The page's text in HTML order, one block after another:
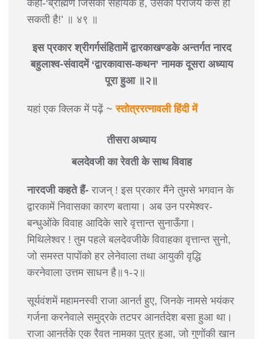
कहा-‘ब्राह्मण जिसका सहायक है, उसकी पराजय कैसे हो
सकती है!’ ॥ ४९ ॥
इस प्रकार श्रीगर्गसंहितामें द्वारकाखण्डके अन्तर्गत नारद
बहुलाश्व-संवादमें ‘द्वारकावास-कथन’ नामक दूसरा अध्याय
पूरा हुआ ॥२॥
यहां एक क्लिक में पढ़ें ~स्तोत्ररत्नावली हिंदी में
तीसरा अध्याय
बलदेवजी का रेवती के साथ विवाह
नारदजी कहते हैं- राजन् ! इस प्रकार मैंने तुमसे भगवान के
द्वारकामें निवासका कारण बताया। अब उन परमेश्वर-
बन्धुओंके विवाह आदिके सारे वृत्तान्त सुनाऊँगा।
मिथिलेश्वर ! तुम पहले बलदेवजीके विवाहका वृत्तान्त सुनो,
जो समस्त पापोंको हर लेनेवाला तथा आयुकी वृद्धि
करनेवाला उत्तम साधन है॥१-२॥
सूर्यवंशमें महामनस्वी राजा आनर्त हुए, जिनके नामसे भयंकर
गर्जना करनेवाले समुद्रके तटपर आनर्तदेश बसा हुआ था।
राजा आनर्तके एक रैवत नामका पुत्र हुआ, जो गुणोंकी खान